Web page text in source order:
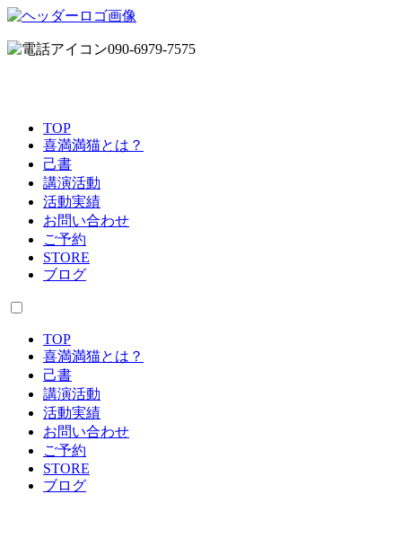
090-6979-7575
TOP
喜満満猫とは？
己書
講演活動
活動実績
お問い合わせ
ご予約
STORE
ブログ
TOP
喜満満猫とは？
己書
講演活動
活動実績
お問い合わせ
ご予約
STORE
ブログ